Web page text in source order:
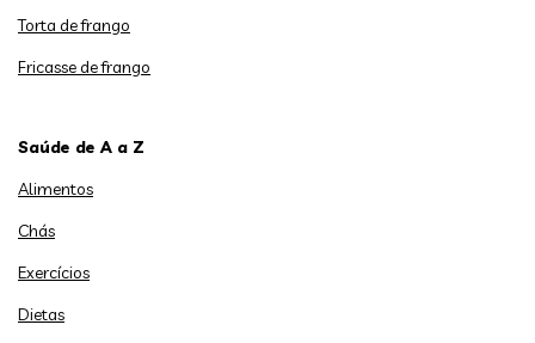
Torta de frango
Fricasse de frango
Saúde de A a Z
Alimentos
Chás
Exercícios
Dietas